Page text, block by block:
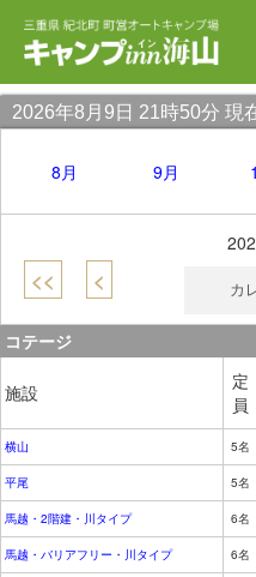
2026年8月9日 21時50分 現
8月 9月
<< < カ
コテージ
施設
定
員
横山 5名
平尾 5名
馬越・2階建・川タイプ 6名
馬越・バリアフリー・川タイプ 6名